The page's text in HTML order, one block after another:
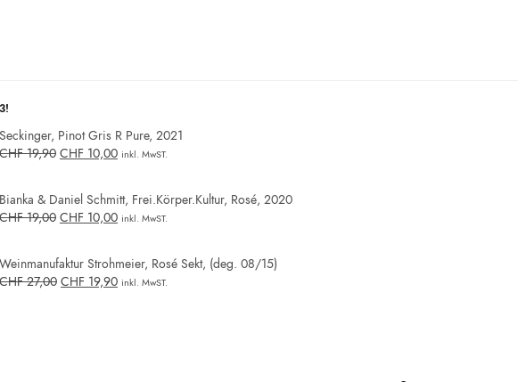
Seckinger, Pinot Gris R Pure, 2021
CHF19,90 CHF 10,00 inkl. MwST.
Bianka & Daniel Schmitt, Frei.Körper.Kultur, Rosé, 2020
CHF19,00 CHF 10,00 inkl. MwST.
Weinmanufaktur Strohmeier, Rosé Sekt, (deg. 08/15)
CHF27,00 CHF 19,90 inkl. MwST.